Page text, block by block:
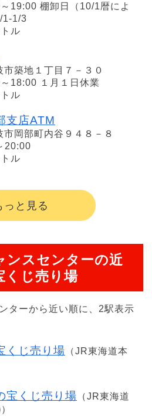
19:00 棚卸日（10/1暦によ
1-1/3
ル
築地１丁目７－３０
18:00 １月１日休業
ル
支店ATM
岡部町内谷９４８－８
20:00
ル
っと見る
ンスセンターの近
くじ売り場
ターから近い順に、2駅表示
くじ売り場 （JR東海道本
宝くじ売り場 （JR東海道